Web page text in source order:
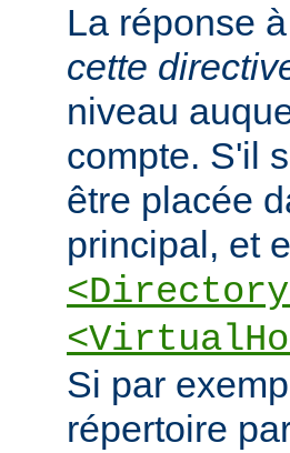
La réponse
cette
niveau
compte. S'il
être placée
principal, et
Si par
répertoire